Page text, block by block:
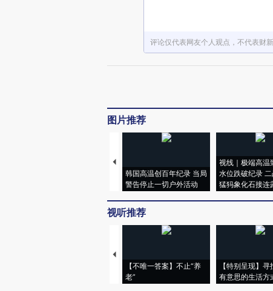
评论仅代表网友个人观点，不代表财
图片推荐
韩国高温创百年纪录 当局
警告停止一切户外活动
视线｜极端高温
水位跌破纪录
猛犸象化石接连
视听推荐
【不唯一答案】不止“养
老”
【特别呈现】
有意思的生活方